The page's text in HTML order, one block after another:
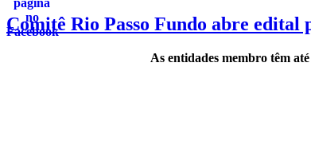
Comitê Rio Passo Fundo abre edital
As entidades membro têm